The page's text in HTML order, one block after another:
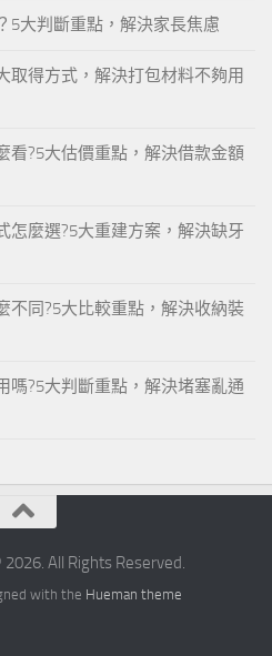
5大判斷重點，解決家長焦慮
取得方式，解決打包材料不夠用
看?5大估價重點，解決借款金額
怎麼選?5大重建方案，解決缺牙
不同?5大比較重點，解決收納裝
嗎?5大判斷重點，解決堵塞亂通
All Rights Reserved.
with the Hueman theme